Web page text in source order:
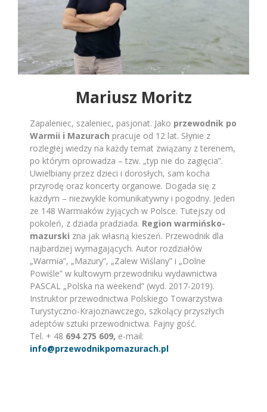
Mariusz Moritz
Zapaleniec, szaleniec, pasjonat. Jako przewodnik po
Warmii i Mazurach pracuje od 12 lat. Słynie z
rozległej wiedzy na każdy temat związany z terenem,
po którym oprowadza – tzw. „typ nie do zagięcia”.
Uwielbiany przez dzieci i dorosłych, sam kocha
przyrodę oraz koncerty organowe. Dogada się z
każdym – niezwykle komunikatywny i pogodny. Jeden
ze 148 Warmiaków żyjących w Polsce. Tutejszy od
pokoleń, z dziada pradziada. Region warmińsko-
mazurski zna jak własną kieszeń. Przewodnik dla
najbardziej wymagających. Autor rozdziałów
„Warmia”, „Mazury”, „Zalew Wiślany” i „Dolne
Powiśle” w kultowym przewodniku wydawnictwa
PASCAL „Polska na weekend” (wyd. 2017-2019).
Instruktor przewodnictwa Polskiego Towarzystwa
Turystyczno-Krajoznawczego, szkolący przyszłych
adeptów sztuki przewodnictwa. Fajny gość.
Tel. + 48 694 275 609, e-mail:
info@przewodnikpomazurach.pl